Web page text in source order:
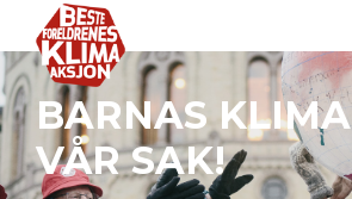
BARNAS KLIMA
VÅR SAK!